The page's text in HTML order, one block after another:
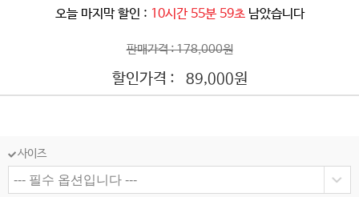
오늘 마지막 할인 : 10시간 55분 57초 남았습니다
판매가격 : 178,000원
할인가격 : 89,000원
사이즈